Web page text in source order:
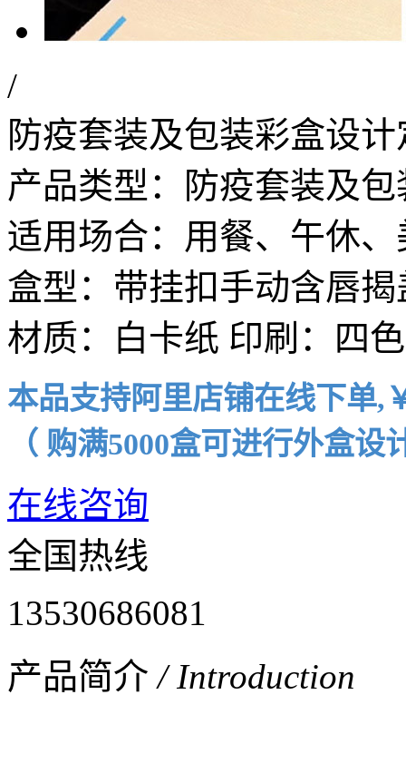
/
防疫套装及包装彩盒设计
产品类型：防疫套装及
适用场合：用餐、午休
盒型：带挂扣手动含唇揭
材质：白卡纸 印刷：四
本品支持阿里店铺在线下单,
（ 购满5000盒可进行外盒设
在线咨询
全国热线
13530686081
产品简介 / Introduction